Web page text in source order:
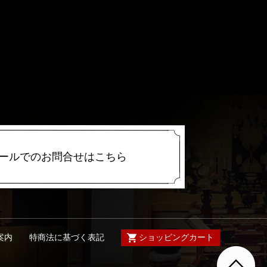
ルでのお問合せはこちら
内 特商法に基づく表記 ショッピングカート